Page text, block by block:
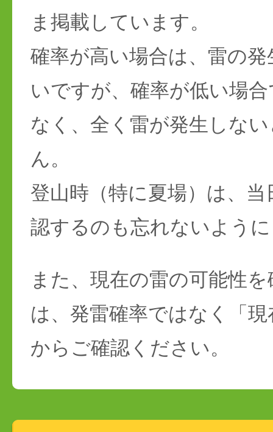
ま掲載しています。
確率が高い場合は、雷の
いですが、確率が低い場
なく、全く雷が発生しな
ん。
登山時（特に夏場）は、
認するのも忘れないよう
また、現在の雷の可能性
は、発雷確率ではなく「
からご確認ください。